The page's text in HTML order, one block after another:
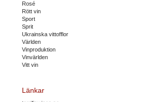
Rosé
Rött vin
Sport
Sprit
Ukrainska vittofflor
Världen
Vinproduktion
Vinvärlden
Vitt vin
Länkar